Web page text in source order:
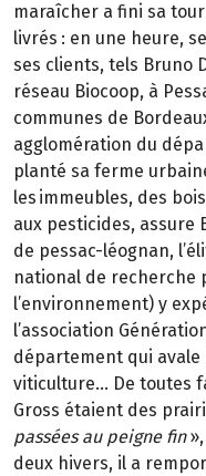
maraîcher a fini sa
livrés : en une heure,
ses clients, tels Bruno
réseau Biocoop, à
communes de
agglomération du
planté sa ferme
les immeubles, des
aux pesticides, assure
de pessac-léognan,
national de recherche
l’environnement) y
l’association
département qui
viticulture… De toutes
Gross étaient des
passées au peigne fin »
deux hivers, il a